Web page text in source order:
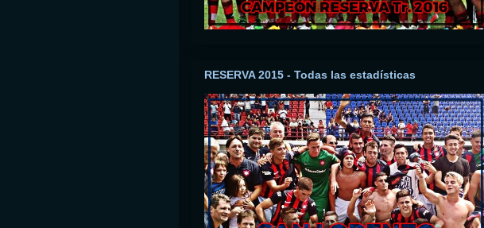
RESERVA 2015 - Todas las estadísticas